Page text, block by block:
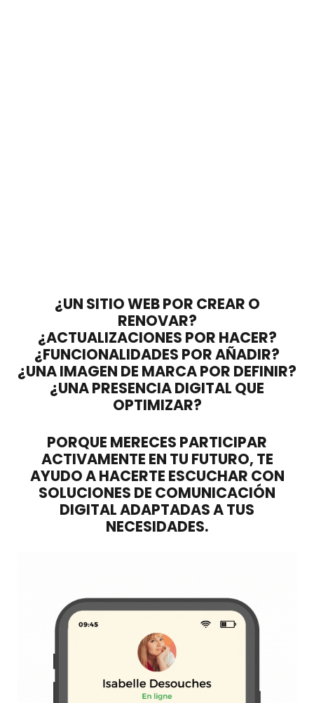
¿UN SITIO WEB POR CREAR O
RENOVAR?
¿ACTUALIZACIONES POR HACER?
¿FUNCIONALIDADES POR AÑADIR?
¿UNA IMAGEN DE MARCA POR DEFINIR?
¿UNA PRESENCIA DIGITAL QUE
OPTIMIZAR?
PORQUE MERECES PARTICIPAR
ACTIVAMENTE EN TU FUTURO, TE
AYUDO A HACERTE ESCUCHAR CON
SOLUCIONES DE COMUNICACIÓN
DIGITAL ADAPTADAS A TUS
NECESIDADES.